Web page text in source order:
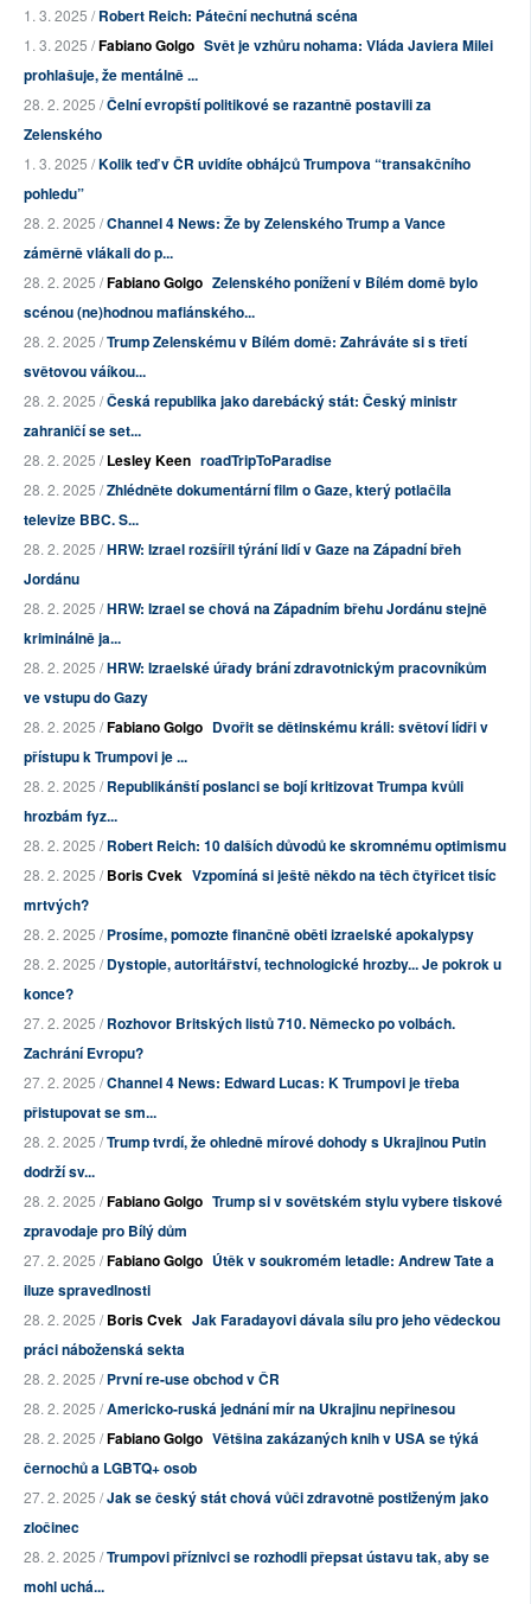
1. 3. 2025 /Robert Reich: Páteční nechutná scéna
1. 3. 2025 /Fabiano Golgo Svět je vzhůru nohama: Vláda Javiera Milei
prohlašuje, že mentálně ...
28. 2. 2025 /Čelní evropští politikové se razantně postavili za
Zelenského
1. 3. 2025 /Kolik teď v ČR uvidíte obhájců Trumpova “transakčního
pohledu”
28. 2. 2025 /Channel 4 News: Že by Zelenského Trump a Vance
záměrně vlákali do p...
28. 2. 2025 /Fabiano Golgo Zelenského ponížení v Bílém domě bylo
scénou (ne)hodnou mafiánského...
28. 2. 2025 /Trump Zelenskému v Bílém domě: Zahráváte si s třetí
světovou váíkou...
28. 2. 2025 /Česká republika jako darebácký stát: Český ministr
zahraničí se set...
28. 2. 2025 /Lesley Keen roadTripToParadise
28. 2. 2025 /Zhlédněte dokumentární film o Gaze, který potlačila
televize BBC. S...
28. 2. 2025 /HRW: Izrael rozšířil týrání lidí v Gaze na Západní břeh
Jordánu
28. 2. 2025 /HRW: Izrael se chová na Západním břehu Jordánu stejně
kriminálně ja...
28. 2. 2025 /HRW: Izraelské úřady brání zdravotnickým pracovníkům
ve vstupu do Gazy
28. 2. 2025 /Fabiano Golgo Dvořit se dětinskému králi: světoví lídři v
přístupu k Trumpovi je ...
28. 2. 2025 /Republikánští poslanci se bojí kritizovat Trumpa kvůli
hrozbám fyz...
28. 2. 2025 /Robert Reich: 10 dalších důvodů ke skromnému optimismu
28. 2. 2025 /Boris Cvek Vzpomíná si ještě někdo na těch čtyřicet tisíc
mrtvých?
28. 2. 2025 /Prosíme, pomozte finančně oběti izraelské apokalypsy
28. 2. 2025 /Dystopie, autoritářství, technologické hrozby... Je pokrok u
konce?
27. 2. 2025 /Rozhovor Britských listů 710. Německo po volbách.
Zachrání Evropu?
27. 2. 2025 /Channel 4 News: Edward Lucas: K Trumpovi je třeba
přistupovat se sm...
28. 2. 2025 /Trump tvrdí, že ohledně mírové dohody s Ukrajinou Putin
dodrží sv...
28. 2. 2025 /Fabiano Golgo Trump si v sovětském stylu vybere tiskové
zpravodaje pro Bílý dům
27. 2. 2025 /Fabiano Golgo Útěk v soukromém letadle: Andrew Tate a
iluze spravedlnosti
28. 2. 2025 /Boris Cvek Jak Faradayovi dávala sílu pro jeho vědeckou
práci náboženská sekta
28. 2. 2025 /První re-use obchod v ČR
28. 2. 2025 /Americko-ruská jednání mír na Ukrajinu nepřinesou
28. 2. 2025 /Fabiano Golgo Většina zakázaných knih v USA se týká
černochů a LGBTQ+ osob
27. 2. 2025 /Jak se český stát chová vůči zdravotně postiženým jako
zločinec
28. 2. 2025 /Trumpovi příznivci se rozhodli přepsat ústavu tak, aby se
mohl uchá...